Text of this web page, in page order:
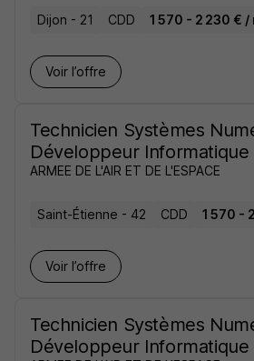
Dijon - 21 CDD 1 570 - 2 230 € /
Voir l’offre
Technicien Systèmes
Développeur Informatique
ARMEE DE L'AIR ET DE L'ESPACE
Saint-Étienne - 42 CDD 1 570 -
Voir l’offre
Technicien Systèmes
Développeur Informatique